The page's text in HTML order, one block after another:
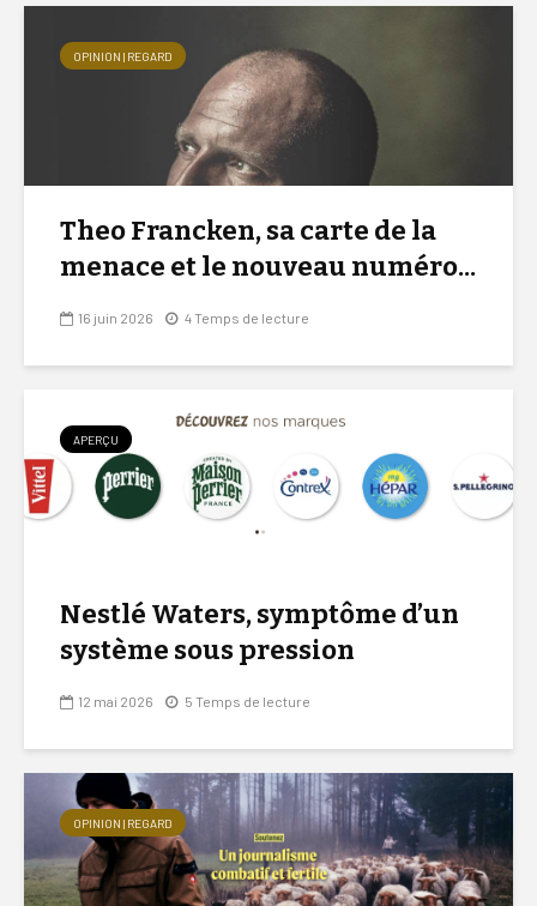
OPINION | REGARD
Theo Francken, sa carte de la
menace et le nouveau numéro...
16 juin 2026 4 Temps de lecture
APERÇU
Nestlé Waters, symptôme d’un
système sous pression
12 mai 2026 5 Temps de lecture
OPINION | REGARD